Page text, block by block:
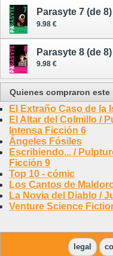
Parasyte 7 (de
9.98 €
Parasyte 8 (de
9.98 €
Quienes compraron
El Extraño Caso de la
El Altar del Colmillo /
Intensa Ficción 6
Ángeles Fósiles
Escribiendo... /
Ficción 9
Top 10 - cómic
Los Cantos de
La Novia del Diablo /
Venture Science
legal